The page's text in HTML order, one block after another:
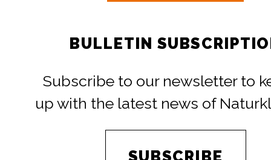
BULLETIN
Subscribe to our newsletter to
up with the latest news of